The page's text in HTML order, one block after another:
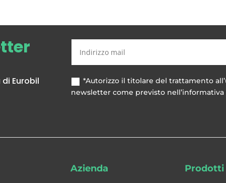
R-60, Cella Digitale da 5 a 25 tonnellate
Eurobil
*Autorizzo il titolare del trattamento
newsletter come previsto nell’informativa
Azienda Prodotti